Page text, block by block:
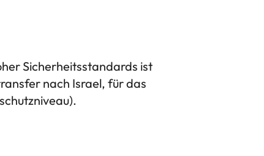
Sicherheitsstandards ist
nach Israel, für das